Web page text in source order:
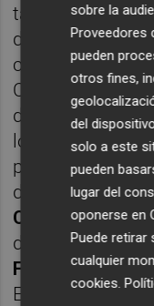
tarde de lunes
de que el club
comunicase
Cerramos la
década en los
los banquillos y,
padre que
de sus tres
Collectionde
de
Conrado
Fernández,
Extractos de
sobre la
Proveedores
pueden
otros fines,
del
solo a este
pueden
lugar del
oponerse en
Puede retirar
cualquier
cookies .